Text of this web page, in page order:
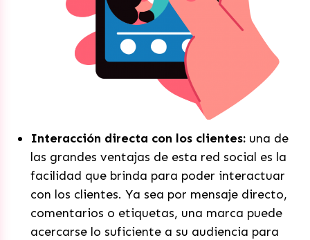
Interacción directa con los clientes: una de
las grandes ventajas de esta red social es la
facilidad que brinda para poder interactuar
con los clientes. Ya sea por mensaje directo,
comentarios o etiquetas, una marca puede
acercarse lo suficiente a su audiencia para